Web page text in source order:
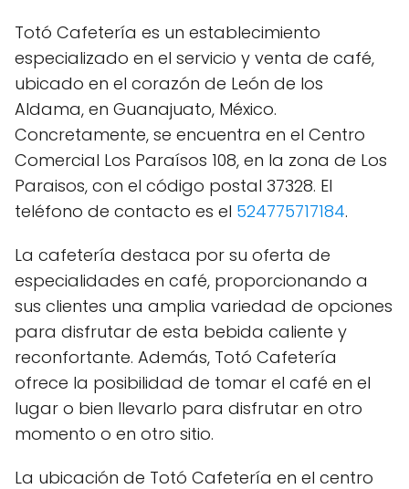
Totó Cafetería es un establecimiento
especializado en el servicio y venta de café,
ubicado en el corazón de León de los
Aldama, en Guanajuato, México.
Concretamente, se encuentra en el Centro
Comercial Los Paraísos 108, en la zona de Los
Paraisos, con el código postal 37328. El
teléfono de contacto es el 524775717184.
La cafetería destaca por su oferta de
especialidades en café, proporcionando a
sus clientes una amplia variedad de opciones
para disfrutar de esta bebida caliente y
reconfortante. Además, Totó Cafetería
ofrece la posibilidad de tomar el café en el
lugar o bien llevarlo para disfrutar en otro
momento o en otro sitio.
La ubicación de Totó Cafetería en el centro